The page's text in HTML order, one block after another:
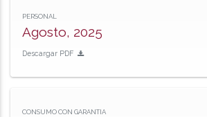
PERSONAL
Agosto, 2025
Descargar PDF
CONSUMO CON GARANTIA